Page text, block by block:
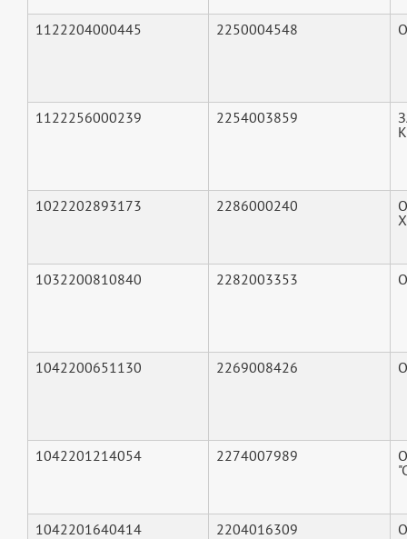
1122204000445 2250004548
1122256000239 2254003859
1022202893173 2286000240
1032200810840 2282003353
1042200651130 2269008426
1042201214054 2274007989
1042201640414 2204016309